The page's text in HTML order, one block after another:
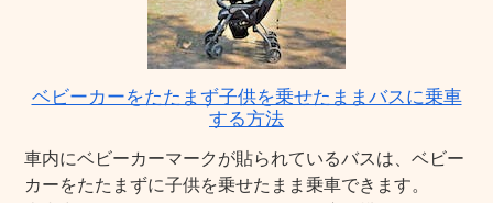
ベビーカーをたたまず子供を乗せたままバスに乗車
する方法
車内にベビーカーマークが貼られているバスは、ベビー
カーをたたまずに子供を乗せたまま乗車できます。